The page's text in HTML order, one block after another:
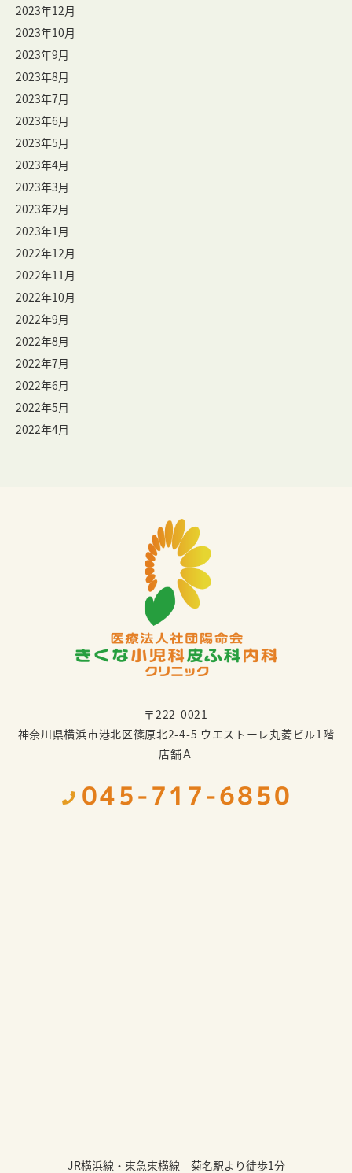
2023年12月
2023年10月
2023年9月
2023年8月
2023年7月
2023年6月
2023年5月
2023年4月
2023年3月
2023年2月
2023年1月
2022年12月
2022年11月
2022年10月
2022年9月
2022年8月
2022年7月
2022年6月
2022年5月
2022年4月
〒222-0021
神奈川県横浜市港北区篠原北2-4-5 ウエストーレ丸菱ビル1階
店舗Ａ
045-717-6850
JR横浜線・東急東横線 菊名駅より徒歩1分